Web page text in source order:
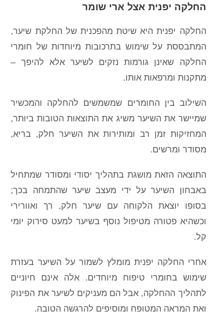
החלקה יפנית אצל ארי שומר
החלקה יפנית היא שיטת מהפכנית של החלקת שיער,
המתבססת על שימוש בתרכובות מיוחדות של חומרי
החלקה שאינן גורמות נזקים לשיער אלא להיפך –
מתקנות ומרפאות אותו.
השילוב בין החומרים שמשמשים להחלקה והמכשיר
שמיישר את השיער משיג את התוצאות הטובות ביותר,
המחזיקות זמן רב ומותירות את השיער חלק, בריא,
מסודר ומרשים.
התוצאה הזאת מושגת בתהליך יסודי ומסודר שמתחיל
באבחון השיער על ידי מעצב שיער שהתמחה בכך;
בסופו יוצאת הלקוחה עם שיער חלק, רך ואוורירי
וכשהיא פטורה מטיפול נוסף בשיער למעט סירוק יומי
קל.
אחרי החלקה יפנית מומלץ לשמור על השיער בעזרת
שימוש בחומרי טיפוח מיוחדים. אלה אינם חיוניים
לתהליך ההחלקה, אבל הם מעניקים לשיער את הפינוק
ואת המראה המטופח ומוסיפים להרגשה הטובה.